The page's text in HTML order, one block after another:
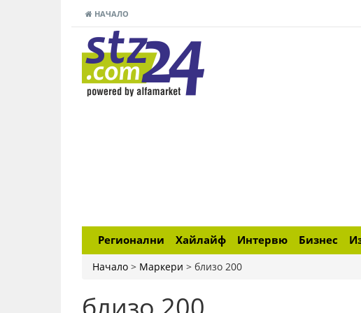
НАЧАЛО
Регионални Хайлайф Интервю Бизнес
Начало > Маркери > близо 200